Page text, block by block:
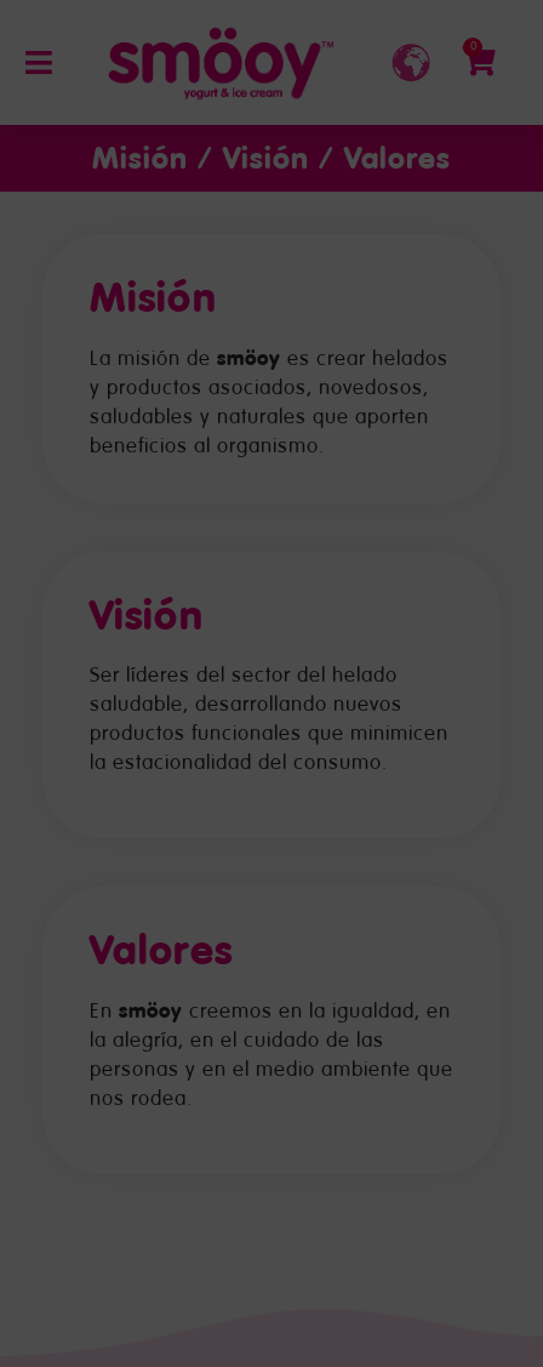
0
Misión / Visión / Valores
Misión
La misión de smöoy es crear helados
y productos asociados, novedosos,
saludables y naturales que aporten
beneficios al organismo.
Visión
Ser líderes del sector del helado
saludable, desarrollando nuevos
productos funcionales que minimicen
la estacionalidad del consumo.
Valores
En smöoy creemos en la igualdad, en
la alegría, en el cuidado de las
personas y en el medio ambiente que
nos rodea.